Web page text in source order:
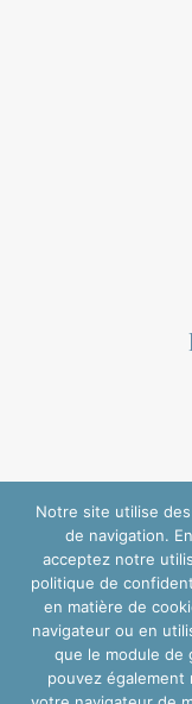
Notre site utilise
de navigation.
acceptez notre
politique de
en matière de
navigateur ou en
que le module de
pouvez